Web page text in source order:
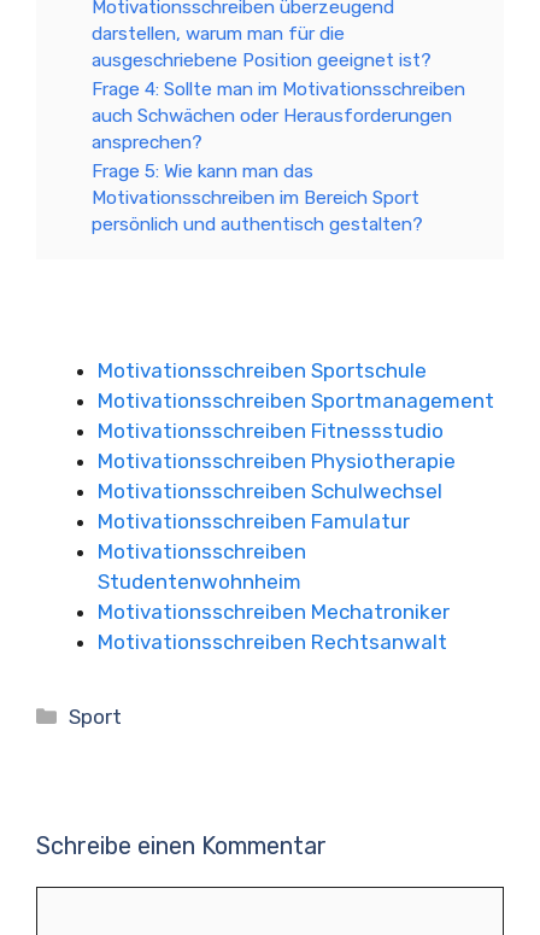
Motivationsschreiben überzeugend
darstellen, warum man für die
ausgeschriebene Position geeignet ist?
Frage 4: Sollte man im Motivationsschreiben
auch Schwächen oder Herausforderungen
ansprechen?
Frage 5: Wie kann man das
Motivationsschreiben im Bereich Sport
persönlich und authentisch gestalten?
Motivationsschreiben Sportschule
Motivationsschreiben Sportmanagement
Motivationsschreiben Fitnessstudio
Motivationsschreiben Physiotherapie
Motivationsschreiben Schulwechsel
Motivationsschreiben Famulatur
Motivationsschreiben
Studentenwohnheim
Motivationsschreiben Mechatroniker
Motivationsschreiben Rechtsanwalt
Kategorien
Sport
Schreibe einen Kommentar